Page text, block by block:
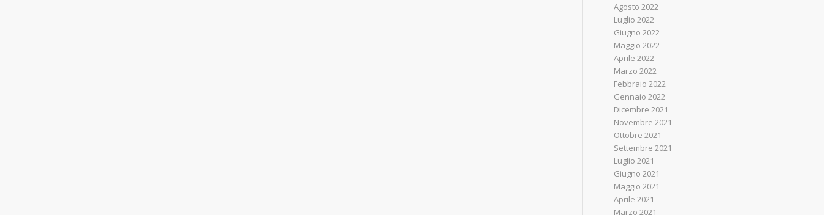
Agosto 2022
Luglio 2022
Giugno 2022
Maggio 2022
Aprile 2022
Marzo 2022
Febbraio 2022
Gennaio 2022
Dicembre 2021
Novembre 2021
Ottobre 2021
Settembre 2021
Luglio 2021
Giugno 2021
Maggio 2021
Aprile 2021
Marzo 2021